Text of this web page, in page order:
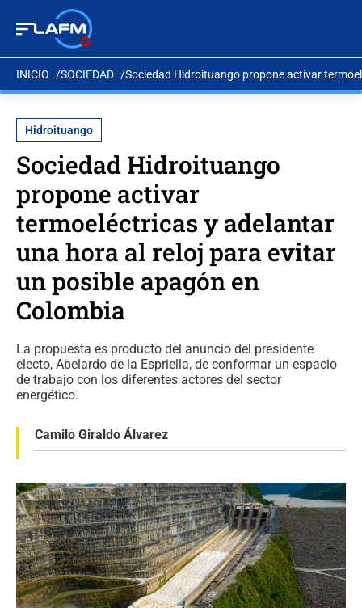
INICIO SOCIEDAD Sociedad Hidroituango propone activar
Hidroituango
Sociedad Hidroituango
propone activar
termoeléctricas y adelantar
una hora al reloj para evitar
un posible apagón en
Colombia
La propuesta es producto del anuncio del presidente
electo, Abelardo de la Espriella, de conformar un espacio
de trabajo con los diferentes actores del sector
energético.
Camilo Giraldo Álvarez